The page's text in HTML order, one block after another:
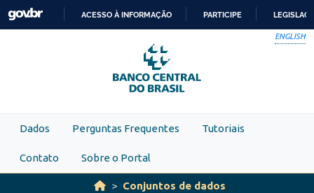
Skip to main content
PARA
O
CONTEÚDO
ACESSO À INFORMAÇÃO PARTICIPE
ENGLISH
Dados Perguntas Frequentes Tutoriais
Contato Sobre o Portal
Conjuntos de dados